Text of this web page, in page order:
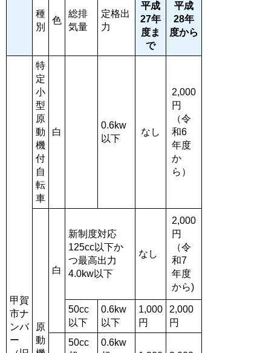
平成
27年
度ま
で
平成
28年
度から
種
別
色
総排
気量
定格出
力
甲賀
市ナ
ンバ
ー
特
定
小
型
原
動
機
付
自
転
車
白
0.6kw
以下
なし
2,000
円
（令
和6
年度
か
ら）
原
動
白
新制度対応
125cc以下か
つ最高出力
4.0kw以下
なし
2,000
円
（令
和7
年度
から)
50cc
以下
0.6kw
以下
1,000
円
2,000
円
50cc
0.6kw